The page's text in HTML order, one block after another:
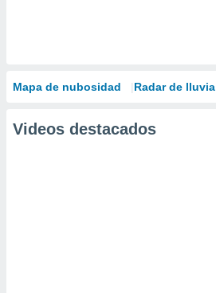
Mapa de nubosidad Radar de lluvia
Videos destacados